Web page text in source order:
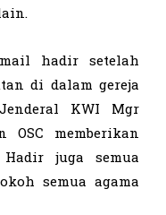
hadir setelah
di dalam gereja
KWI Mgr
OSC memberikan
juga semua
semua agama